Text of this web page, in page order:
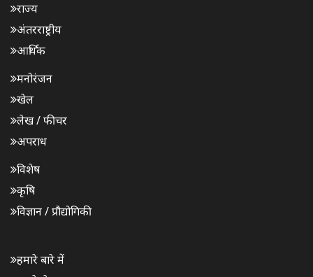
राज्य
अंतरराष्ट्रीय
आर्थिक
मनोरंजन
खेल
लेख / फीचर
अपराध
विशेष
कृषि
विज्ञान / प्रौद्योगिकी
हमारे बारे में